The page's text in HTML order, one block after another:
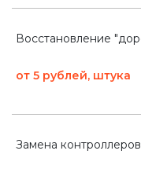
Восстановление
от 5 рублей, штука
Замена